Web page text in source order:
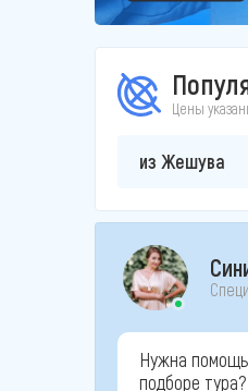
Цены
из Жешува
Нужна
подборе тура?